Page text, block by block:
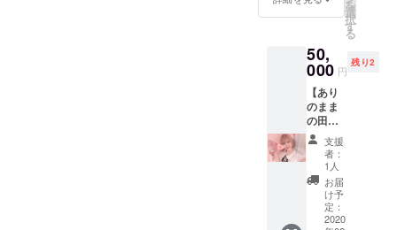
出しあ
り （東
京・大
阪お選
び出来
ます）
※「パピ
ネス⭐︎ド
リーミ
ング」
音源プ
レゼン
ト（ク
オカ巡
りの３
お選び
下さい
ませ！
※服作り
の生地
などの
費用、
タピオ
カ代の
み、ご
支援者
様分を
ご負担
を
選
択
す
る
50,
000 円
残り2
【あり
のまま
の田中
と行く
○○○】
コース
スケー
トレッ
スン・
串カツ
支援
者：
1人
お届
け予
定：
2020